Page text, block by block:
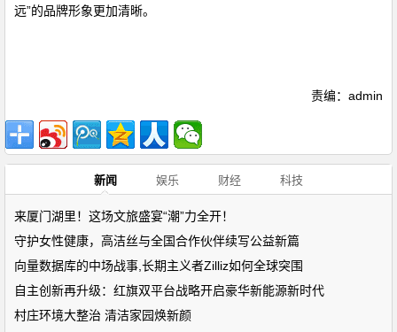
远”的品牌形象更加清晰。
责编：admin
新闻 娱乐 财经 科技
来厦门湖里！这场文旅盛宴“潮”力全开！
守护女性健康，高洁丝与全国合作伙伴续写公益新篇
向量数据库的中场战事,长期主义者Zilliz如何全球突围
自主创新再升级：红旗双平台战略开启豪华新能源新时代
村庄环境大整治 清洁家园焕新颜